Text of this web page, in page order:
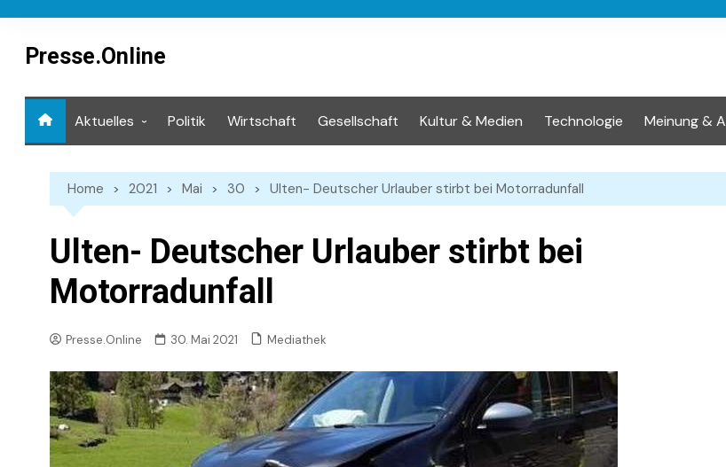
contentPresse.Online
Aktuelles Politik Wirtschaft Gesellschaft Kultur & Medien Technologie Meinung &
Home 2021 Mai 30 Ulten- Deutscher Urlauber stirbt bei Motorradunfall
Ulten- Deutscher Urlauber stirbt bei
Motorradunfall
Presse.Online 30. Mai 2021 Mediathek